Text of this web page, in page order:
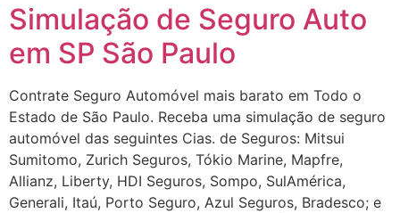
Simulação de Seguro Auto
em SP São Paulo
Contrate Seguro Automóvel mais barato em Todo o
Estado de São Paulo. Receba uma simulação de seguro
automóvel das seguintes Cias. de Seguros: Mitsui
Sumitomo, Zurich Seguros, Tókio Marine, Mapfre,
Allianz, Liberty, HDI Seguros, Sompo, SulAmérica,
Generali, Itaú, Porto Seguro, Azul Seguros, Bradesco; e